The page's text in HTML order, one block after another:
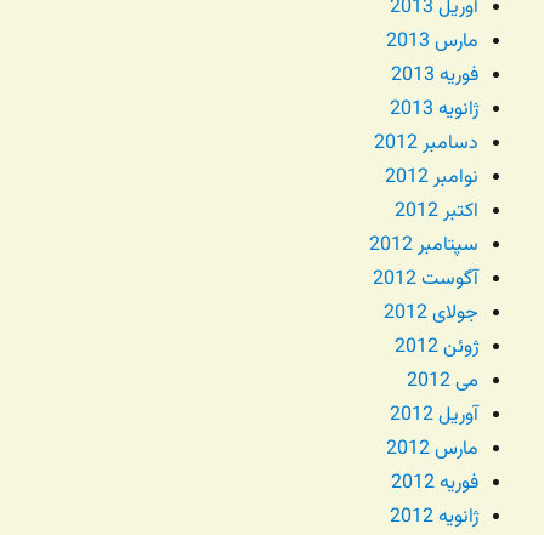
آوریل 2013
مارس 2013
فوریه 2013
ژانویه 2013
دسامبر 2012
نوامبر 2012
اکتبر 2012
سپتامبر 2012
آگوست 2012
جولای 2012
ژوئن 2012
می 2012
آوریل 2012
مارس 2012
فوریه 2012
ژانویه 2012